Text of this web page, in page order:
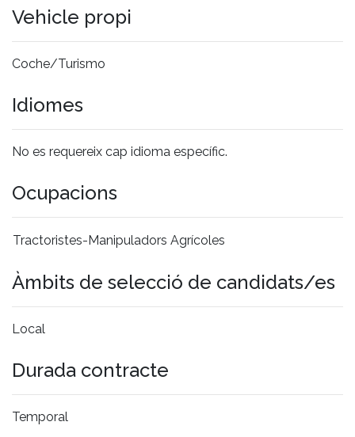
Vehicle propi
Coche/Turismo
Idiomes
No es requereix cap idioma específic.
Ocupacions
Tractoristes-Manipuladors Agrícoles
Àmbits de selecció de candidats/es
Local
Durada contracte
Temporal